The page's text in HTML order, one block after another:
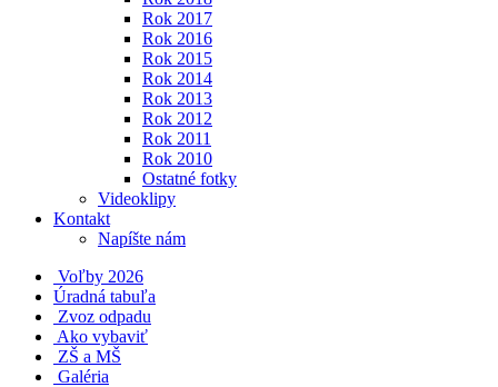
Rok 2017
Rok 2016
Rok 2015
Rok 2014
Rok 2013
Rok 2012
Rok 2011
Rok 2010
Ostatné fotky
Videoklipy
Kontakt
Napíšte nám
Voľby 2026
Úradná tabuľa
Zvoz odpadu
Ako vybaviť
ZŠ a MŠ
Galéria